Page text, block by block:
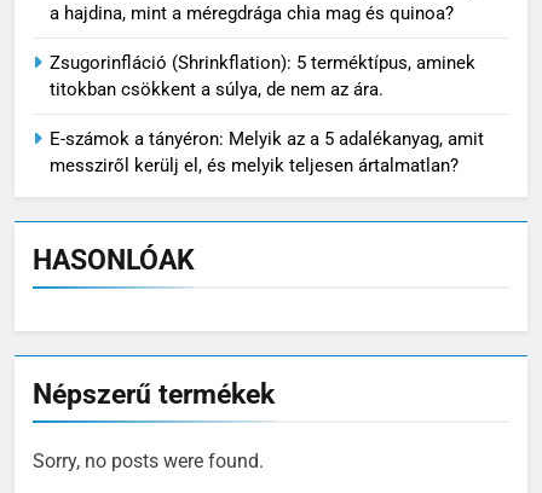
a hajdina, mint a méregdrága chia mag és quinoa?
Zsugorinfláció (Shrinkflation): 5 terméktípus, aminek
titokban csökkent a súlya, de nem az ára.
E-számok a tányéron: Melyik az a 5 adalékanyag, amit
messziről kerülj el, és melyik teljesen ártalmatlan?
HASONLÓAK
Népszerű termékek
Sorry, no posts were found.